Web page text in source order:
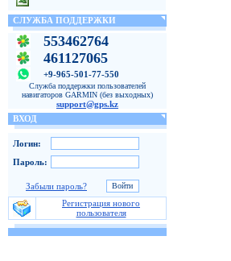
СЛУЖБА ПОДДЕРЖКИ
553462764
461127065
+9-965-501-77-550
Служба поддержки пользователей
навигаторов GARMIN (без выходных)
support@gps.kz
ВХОД
Логин:
Пароль:
Забыли пароль?
Регистрация нового
пользователя